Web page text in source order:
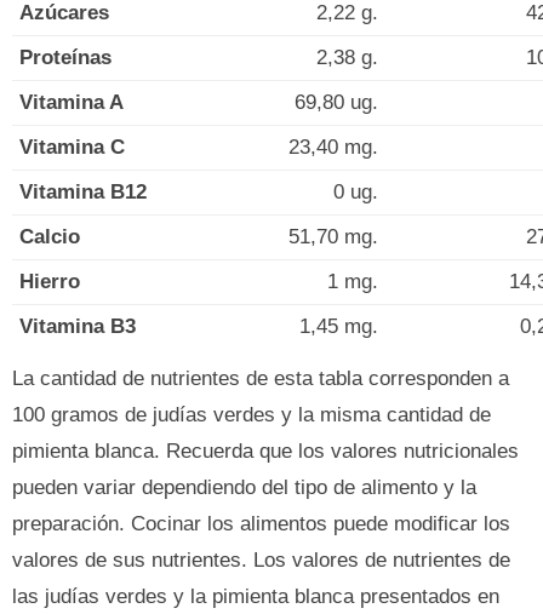
Azúcares
2,22 g.
Proteínas
2,38 g.
Vitamina A
69,80 ug.
Vitamina C
23,40 mg.
Vitamina B12
0 ug.
Calcio
51,70 mg.
Hierro
1 mg.
Vitamina B3
1,45 mg.
La cantidad de nutrientes de esta tabla corresponden a
100 gramos de judías verdes y la misma cantidad de
pimienta blanca. Recuerda que los valores nutricionales
pueden variar dependiendo del tipo de alimento y la
preparación. Cocinar los alimentos puede modificar los
valores de sus nutrientes. Los valores de nutrientes de
las judías verdes y la pimienta blanca presentados en